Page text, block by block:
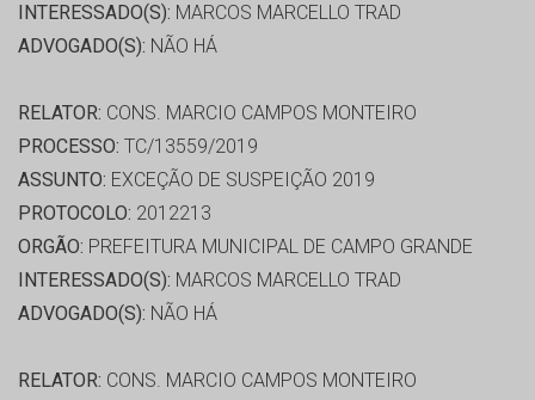
INTERESSADO(S): MARCOS MARCELLO TRAD
ADVOGADO(S): NÃO HÁ
RELATOR: CONS. MARCIO CAMPOS MONTEIRO
PROCESSO: TC/13559/2019
ASSUNTO: EXCEÇÃO DE SUSPEIÇÃO 2019
PROTOCOLO: 2012213
ORGÃO: PREFEITURA MUNICIPAL DE CAMPO GRANDE
INTERESSADO(S): MARCOS MARCELLO TRAD
ADVOGADO(S): NÃO HÁ
RELATOR: CONS. MARCIO CAMPOS MONTEIRO